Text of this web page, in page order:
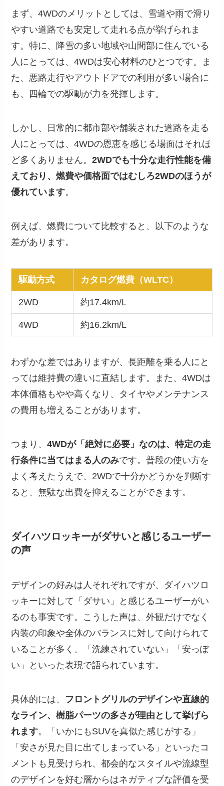
まず、4WDのメリットとしては、雪道や雨で滑り
やすい道路でも安定して走れる点が挙げられま
す。特に、降雪の多い地域や山間部に住んでいる
人にとっては、4WDは安心材料のひとつです。ま
た、悪路走行やアウトドアでの利用が多い場合に
も、四輪での駆動が力を発揮します。
しかし、日常的に都市部や舗装された道路を走る
人にとっては、4WDの恩恵を感じる場面はそれほ
ど多くありません。2WDでも十分な走行性能を備
えており、燃費や価格面ではむしろ2WDのほうが
優れています。
例えば、燃費について比較すると、以下のような
差があります。
駆動方式 カタログ燃費（WLTC）
2WD 約17.4km/L
4WD 約16.2km/L
わずかな差ではありますが、長距離を乗る人にと
っては維持費の違いに直結します。また、4WDは
本体価格もやや高くなり、タイヤやメンテナンス
の費用も増えることがあります。
つまり、4WDが「絶対に必要」なのは、特定の走
行条件に当てはまる人のみです。普段の使い方を
よく考えたうえで、2WDで十分かどうかを判断す
ると、無駄な出費を抑えることができます。
ダイハツロッキーがダサいと感じるユーザー
の声
デザインの好みは人それぞれですが、ダイハツロ
ッキーに対して「ダサい」と感じるユーザーがい
るのも事実です。こうした声は、外観だけでなく
内装の印象や全体のバランスに対して向けられて
いることが多く、「洗練されていない」「安っぽ
い」といった表現で語られています。
具体的には、 フロントグリルのデザインや直線的
なライン、樹脂パーツの多さが理由として挙げら
れます。「いかにもSUVを真似た感じがする」
「安さが見た目に出てしまっている」といったコ
メントも見受けられ、都会的なスタイルや流線型
のデザインを好む層からはネガティブな評価を受